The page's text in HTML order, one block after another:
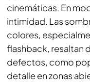
cinemáticas. En
intimidad. Las
colores,
flashback, resaltan
defectos, como
detalle en zonas